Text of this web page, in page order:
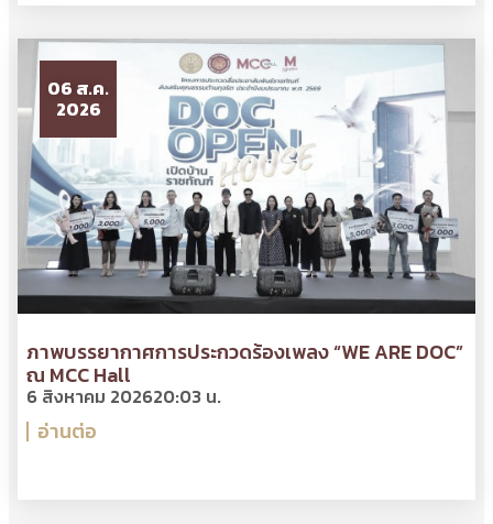
06 ส.ค.
2026
ภาพบรรยากาศการประกวดร้องเพลง “WE ARE DOC”
ณ MCC Hall
6 สิงหาคม 202620:03 น.
อ่านต่อ